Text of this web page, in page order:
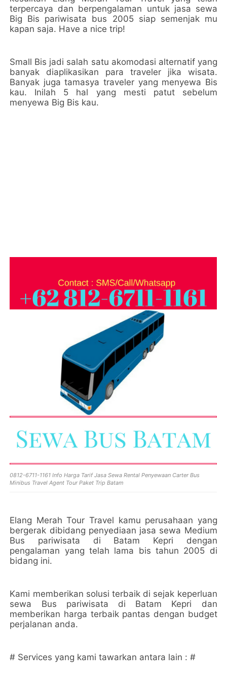
terpercaya dan berpengalaman untuk jasa sewa
Big Bis pariwisata bus 2005 siap semenjak mu
kapan saja. Have a nice trip!
Small Bis jadi salah satu akomodasi alternatif yang
banyak diaplikasikan para traveler jika wisata.
Banyak juga tamasya traveler yang menyewa Bis
kau. Inilah 5 hal yang mesti patut sebelum
menyewa Big Bis kau.
0812-6711-1161 Info Harga Tarif Jasa Sewa Rental Penyewaan Carter Bus
Minibus Travel Agent Tour Paket Trip Batam
Elang Merah Tour Travel kamu perusahaan yang
bergerak dibidang penyediaan jasa sewa Medium
Bus pariwisata di Batam Kepri dengan
pengalaman yang telah lama bis tahun 2005 di
bidang ini.
Kami memberikan solusi terbaik di sejak keperluan
sewa Bus pariwisata di Batam Kepri dan
memberikan harga terbaik pantas dengan budget
perjalanan anda.
# Services yang kami tawarkan antara lain : #